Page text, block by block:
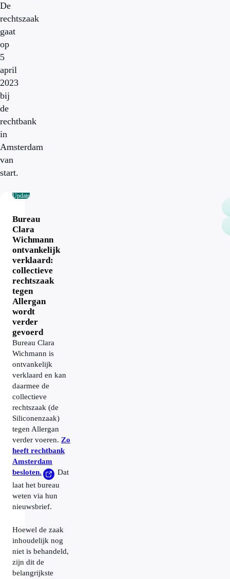
De
rechtszaak
gaat
op
5
april
2023
bij
de
rechtbank
in
Amsterdam
van
start.
Update
Bureau
Clara
Wichmann
ontvankelijk
verklaard:
collectieve
rechtszaak
tegen
Allergan
wordt
verder
gevoerd
Bureau Clara
Wichmann is
ontvankelijk
verklaard en kan
daarmee de
collectieve
rechtszaak (de
Siliconenzaak)
tegen Allergan
verder voeren. Zo
heeft rechtbank
Amsterdam
besloten.
Dat
laat het bureau
weten via hun
nieuwsbrief.
Hoewel de zaak
inhoudelijk nog
niet is behandeld,
zijn dit de
belangrijkste